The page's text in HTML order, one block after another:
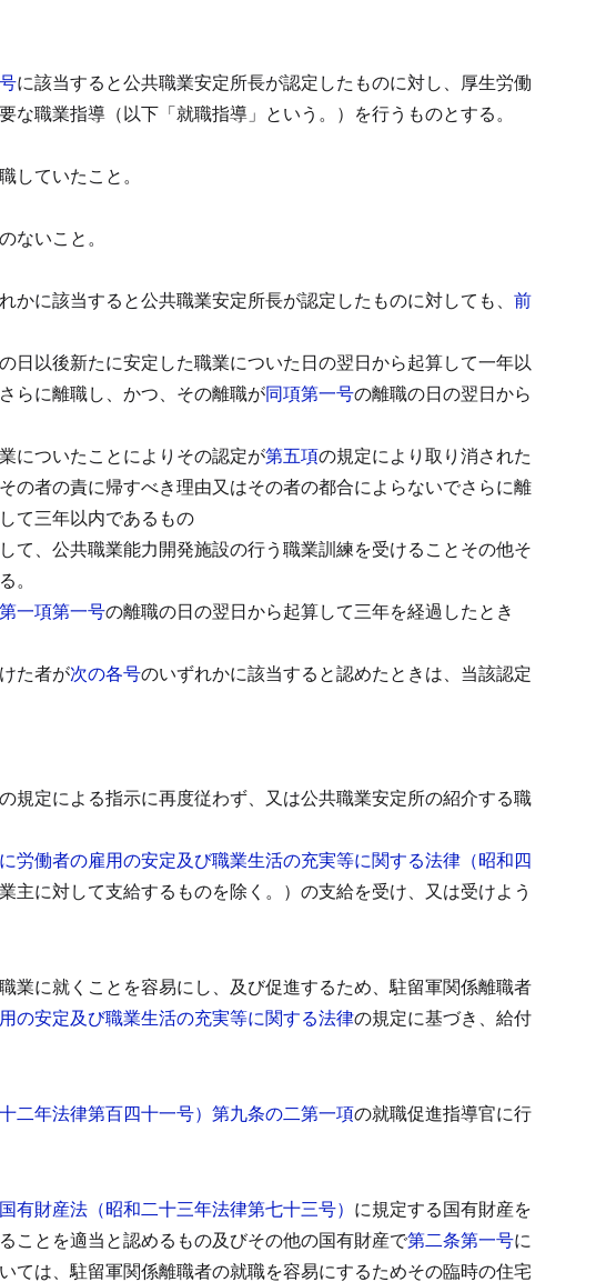
に該当すると公共職業安定所長が認定したものに対し、厚生労働
職業指導（以下「就職指導」という。）を行うものとする。
していたこと。
ないこと。
かに該当すると公共職業安定所長が認定したものに対しても、 前
日以後新たに安定した職業についた日の翌日から起算して一年以
らに離職し、かつ、その離職が同項第一号の離職の日の翌日から
についたことによりその認定が第五項の規定により取り消された
者の責に帰すべき理由又はその者の都合によらないでさらに離
て三年以内であるもの
て、公共職業能力開発施設の行う職業訓練を受けることその他そ
。
第一項第一号の離職の日の翌日から起算して三年を経過したとき
た者が次の各号のいずれかに該当すると認めたときは、当該認定
の規定による指示に再度従わず、又は公共職業安定所の紹介する職
労働者の雇用の安定及び職業生活の充実等に関する法律（昭和四
主に対して支給するものを除く。）の支給を受け、又は受けよう
業に就くことを容易にし、及び促進するため、駐留軍関係離職者
の安定及び職業生活の充実等に関する法律の規定に基づき、給付
二年法律第百四十一号）第九条の二第一項の就職促進指導官に行
国有財産法（昭和二十三年法律第七十三号） に規定する国有財産を
ことを適当と認めるもの及びその他の国有財産で第二条第一号に
は、駐留軍関係離職者の就職を容易にするためその臨時の住宅